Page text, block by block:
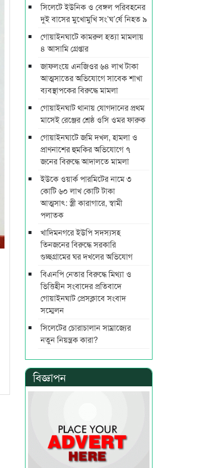
সিলেটে ইউনিক ও বেঙ্গল পরিবহনের
দুই বাসের মুখোমুখি সং’ঘ’র্ষে নিহত ৯
গোয়াইনঘাটে কামরুল হত্যা মামলায়
৪ আসামি গ্রেপ্তার
জাফলংয়ে এনজিওর ৬৪ লাখ টাকা
আত্মসাতের অভিযোগে সাবেক শাখা
ব্যবস্থাপকের বিরুদ্ধে মামলা
গোয়াইনঘাট থানায় যোগদানের প্রথম
মাসেই রেঞ্জের শ্রেষ্ঠ ওসি ওমর ফারুক
গোয়াইনঘাটে জমি দখল, হামলা ও
প্রাণনাশের হুমকির অভিযোগে ৭
জনের বিরুদ্ধে আদালতে মামলা
ইউকে ওয়ার্ক পারমিটের নামে ৩
কোটি ৬০ লাখ কোটি টাকা
আত্মসাৎ: স্ত্রী কারাগারে, স্বামী
পলাতক
খাদিমনগরে ইউপি সদস্যসহ
তিনজনের বিরুদ্ধে সরকারি
গুচ্ছগ্রামের ঘর দখলের অভিযোগ
বিএনপি নেতার বিরুদ্ধে মিথ্যা ও
ভিত্তিহীন সংবাদের প্রতিবাদে
গোয়াইনঘাট প্রেসক্লাবে সংবাদ
সম্মেলন
সিলেটের চোরাচালান সাম্রাজ্যের
নতুন নিয়ন্ত্রক কারা?
বিজ্ঞাপন